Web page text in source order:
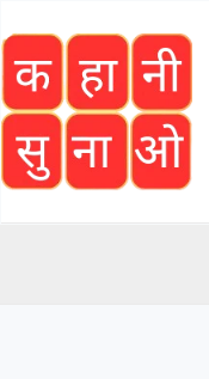
to
content